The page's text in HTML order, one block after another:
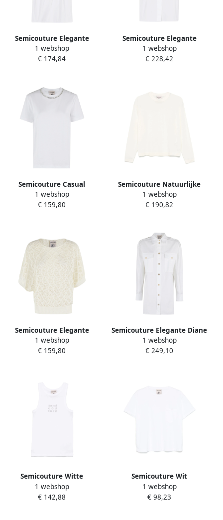
Semicouture Elegante
Bloemenjurk White Dames
1 webshop
€ 174,84
Semicouture Elegante
Zijden Blouse White Dames
1 webshop
€ 228,42
Semicouture Casual
Katoenen T-shirt White
Dames
1 webshop
€ 159,80
Semicouture Natuurlijke
Wol Trui Verhoog Garderobe
White Dames
1 webshop
€ 190,82
Semicouture Elegante
Bloemenjurk White Dames
1 webshop
€ 159,80
Semicouture Elegante Diane
Jurk White Dames
1 webshop
€ 249,10
Semicouture Witte
Mouwloze T-shirt met
Ronde Hals White Dames
1 webshop
€ 142,88
Semicouture Wit
Geborduurd Motief Crew
Neck T-shirt White Dames
1 webshop
€ 98,23